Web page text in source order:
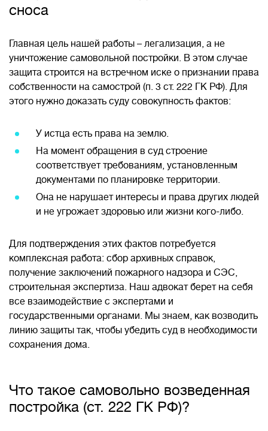
сноса
Главная цель нашей работы – легализация, а не
уничтожение самовольной постройки. В этом случае
защита строится на встречном иске о признании права
собственности на самострой (п. 3 ст. 222 ГК РФ). Для
этого нужно доказать суду совокупность фактов:
У истца есть права на землю.
На момент обращения в суд строение
соответствует требованиям, установленным
документами по планировке территории.
Она не нарушает интересы и права других людей
и не угрожает здоровью или жизни кого-либо.
Для подтверждения этих фактов потребуется
комплексная работа: сбор архивных справок,
получение заключений пожарного надзора и СЭС,
строительная экспертиза. Наш адвокат берет на себя
все взаимодействие с экспертами и
государственными органами. Мы знаем, как возводить
линию защиты так, чтобы убедить суд в необходимости
сохранения дома.
Что такое самовольно возведенная
постройка (ст. 222 ГК РФ)?